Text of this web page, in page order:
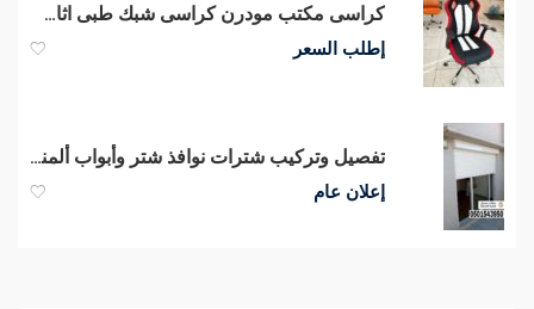
كراسى مكتب مودرن كراسى شبك طبى اثاث شركات متكامل أسعار مغرية
إطلب السعر
تفصيل وتركيب شترات نوافذ شتر وأبواب ألمنيوم في جدة ومكة
إعلان عام